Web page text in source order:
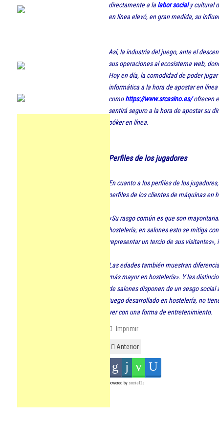
directamente a lalabor social y cultural
en línea elevó, en gran medida, su
Así, la industria del juego, ante el
sus operaciones al ecosistema web,
Hoy en día, la comodidad de poder
informática a la hora de apostar en
comohttps://www.srcasino.es/ ofrecen
sentirá seguro a la hora de apostar su
póker en línea.
Perfiles de los jugadores
En cuanto a los perfiles de los
perfiles de los clientes de máquinas en
«Su rasgo común es que son
hostelería; en salones esto se mitiga
representar un tercio de sus visitantes»,
Las edades también muestran
más mayor en hostelería». Y las
de salones disponen de un sesgo
juego desarrollado en hostelería, no
ver con una forma de entretenimiento.
Imprimir
Anterior
powered by social2s